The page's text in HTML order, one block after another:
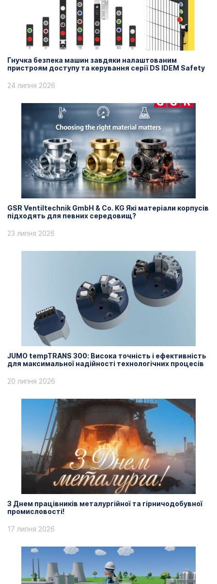
Гнучка безпека машин завдяки налаштованим
пристроям доступу та керування серії DS IDEM Safety
24 липня 2026
GSR Ventiltechnik GmbH & Co. KG Які матеріали корпусів
підходять для певних середовищ?
23 липня 2026
JUMO tempTRANS 300: Висока точність і ефективність
для максимальної надійності технологічних процесів
20 липня 2026
З Днем працівників металургійної та гірничодобувної
промисловості!
17 липня 2026